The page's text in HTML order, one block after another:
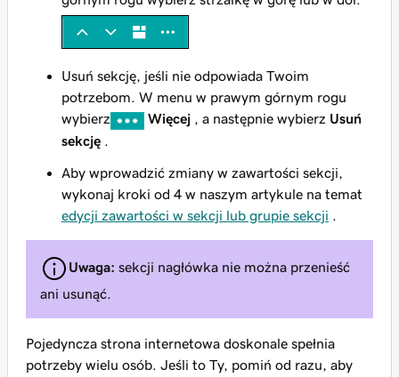
Usuń sekcję, jeśli nie odpowiada Twoim
potrzebom. W menu w prawym górnym rogu
wybierz
Więcej, a następnie wybierz Usuń
sekcję
Aby wprowadzić zmiany w zawartości sekcji,
wykonaj kroki od 4 w naszym artykule na temat
edycji zawartości w sekcji lub grupie sekcji
Uwaga: sekcji nagłówka nie można przenieść
ani usunąć.
Pojedyncza strona internetowa doskonale spełnia
potrzeby wielu osób. Jeśli to Ty, pomiń od razu, aby